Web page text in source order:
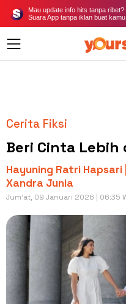
Mau update info hits tanpa ribet?
Suara App tanpa iklan buat kamu!
Cerita Fiksi
Beri Cinta
Hayuning Ratri Hapsari |
Xandra Junia
Jum'at, 09 Januari 2026 | 06:35